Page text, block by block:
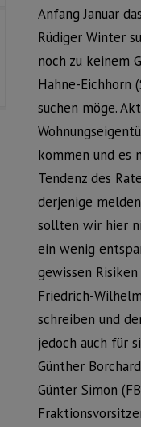
Anfang Januar
Rüdiger Winter
noch zu keinem
Hahne-Eichhorn
suchen möge.
kommen und es
Tendenz des
derjenige
sollten wir hier
ein wenig
gewissen
Friedrich-
schreiben und
jedoch auch für
Günther
Günter Simon